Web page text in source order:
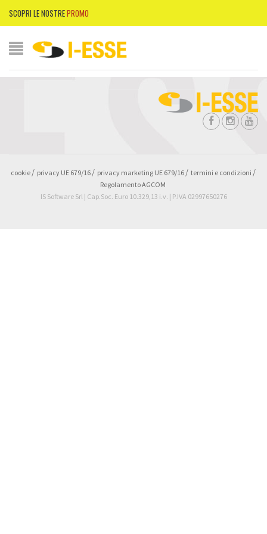
SCOPRI LE NOSTREPROMO
cookie privacy UE 679/16 privacy marketing UE 679/16
termini e condizioni
Regolamento AGCOM
IS Software Srl | Cap.Soc. Euro 10.329,13 i.v. | P.IVA 02997650276